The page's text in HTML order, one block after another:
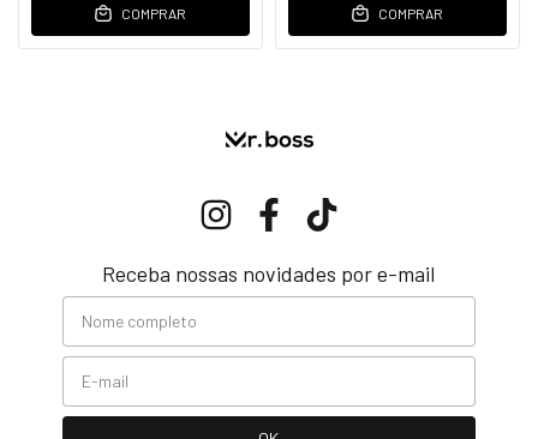
COMPRAR COMPRAR
Receba nossas novidades por e-mail